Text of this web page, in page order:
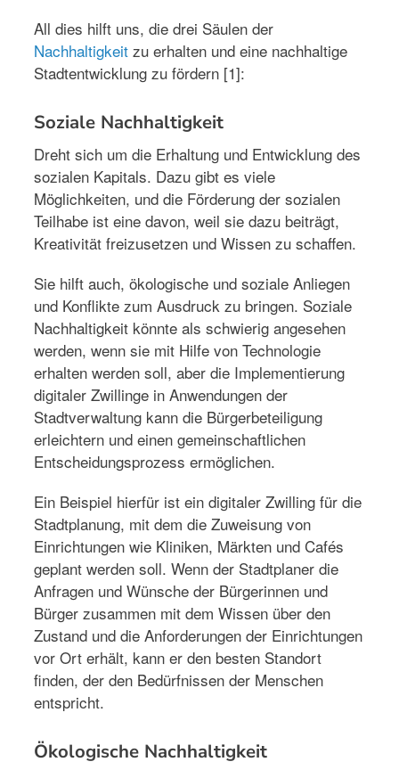
All dies hilft uns, die drei Säulen der
Nachhaltigkeit zu erhalten und eine nachhaltige
Stadtentwicklung zu fördern [1]:
Soziale Nachhaltigkeit
Dreht sich um die Erhaltung und Entwicklung des
sozialen Kapitals. Dazu gibt es viele
Möglichkeiten, und die Förderung der sozialen
Teilhabe ist eine davon, weil sie dazu beiträgt,
Kreativität freizusetzen und Wissen zu schaffen.
Sie hilft auch, ökologische und soziale Anliegen
und Konflikte zum Ausdruck zu bringen. Soziale
Nachhaltigkeit könnte als schwierig angesehen
werden, wenn sie mit Hilfe von Technologie
erhalten werden soll, aber die Implementierung
digitaler Zwillinge in Anwendungen der
Stadtverwaltung kann die Bürgerbeteiligung
erleichtern und einen gemeinschaftlichen
Entscheidungsprozess ermöglichen.
Ein Beispiel hierfür ist ein digitaler Zwilling für die
Stadtplanung, mit dem die Zuweisung von
Einrichtungen wie Kliniken, Märkten und Cafés
geplant werden soll. Wenn der Stadtplaner die
Anfragen und Wünsche der Bürgerinnen und
Bürger zusammen mit dem Wissen über den
Zustand und die Anforderungen der Einrichtungen
vor Ort erhält, kann er den besten Standort
finden, der den Bedürfnissen der Menschen
entspricht.
Ökologische Nachhaltigkeit